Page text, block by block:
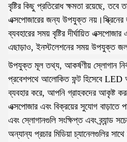
বৃষ্টির কিছু প্রতিরোধ ক্ষমতা রয়েছে, তবে
এক্সপোজারের জন্য উপযুক্ত নয়।স্ক্রিনের
ব্যবহারের সময় বৃষ্টির দীর্ঘায়িত
এছাড়াও, ইনস্টলেশনের সময় উপযুক্ত
উপযুক্ত মূল তথ্য, আকর্ষণীয় স্লোগান
প্রবেশপথে আলোকিত ফন্ট হিসেবে
ব্যবহার করে, আপনি গ্রাহকদের আকৃষ্ট
এক্সপোজার এবং বিক্রয়ের সুযোগ বাড়াতে
এবং স্লোগানগুলি সংক্ষিপ্ত এবং ব্র্যান্ড
অন্যান্য প্রচার মিডিয়া চ্যানেলগুলির